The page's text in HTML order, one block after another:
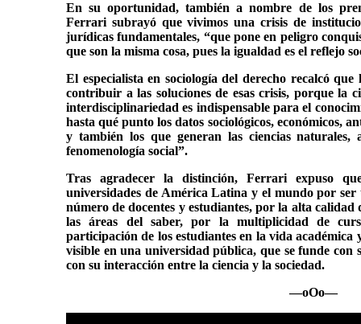
En su oportunidad, también a nombre de los
Ferrari subrayó que vivimos una crisis de
jurídicas fundamentales, “que pone en peligro
que son la misma cosa, pues la igualdad es el reflejo
El especialista en sociología del derecho recalcó
contribuir a las soluciones de esas crisis, porque la
interdisciplinariedad es indispensable para el
hasta qué punto los datos sociológicos, económicos,
y también los que generan las ciencias
fenomenología social”.
Tras agradecer la distinción, Ferrari expuso
universidades de América Latina y el mundo por ser
número de docentes y estudiantes, por la alta calidad
las áreas del saber, por la multiplicidad de
participación de los estudiantes en la vida
visible en una universidad pública, que se funde con
con su interacción entre la ciencia y la sociedad.
—oOo—